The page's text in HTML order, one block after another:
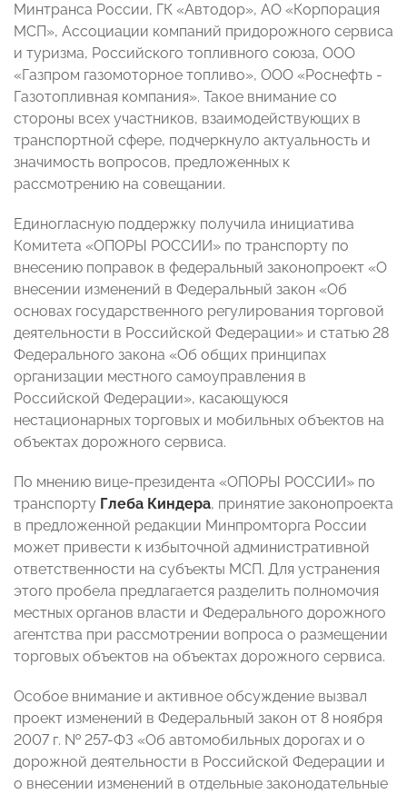
Минтранса России, ГК «Автодор», АО «Корпорация
МСП», Ассоциации компаний придорожного сервиса
и туризма, Российского топливного союза, ООО
«Газпром газомоторное топливо», ООО «Роснефть -
Газотопливная компания». Такое внимание со
стороны всех участников, взаимодействующих в
транспортной сфере, подчеркнуло актуальность и
значимость вопросов, предложенных к
рассмотрению на совещании.
Единогласную поддержку получила инициатива
Комитета «ОПОРЫ РОССИИ» по транспорту по
внесению поправок в федеральный законопроект «О
внесении изменений в Федеральный закон «Об
основах государственного регулирования торговой
деятельности в Российской Федерации» и статью 28
Федерального закона «Об общих принципах
организации местного самоуправления в
Российской Федерации», касающуюся
нестационарных торговых и мобильных объектов на
объектах дорожного сервиса.
По мнению вице-президента «ОПОРЫ РОССИИ» по
транспорту Глеба Киндера, принятие законопроекта
в предложенной редакции Минпромторга России
может привести к избыточной административной
ответственности на субъекты МСП. Для устранения
этого пробела предлагается разделить полномочия
местных органов власти и Федерального дорожного
агентства при рассмотрении вопроса о размещении
торговых объектов на объектах дорожного сервиса.
Особое внимание и активное обсуждение вызвал
проект изменений в Федеральный закон от 8 ноября
2007 г. № 257-ФЗ «Об автомобильных дорогах и о
дорожной деятельности в Российской Федерации и
о внесении изменений в отдельные законодательные